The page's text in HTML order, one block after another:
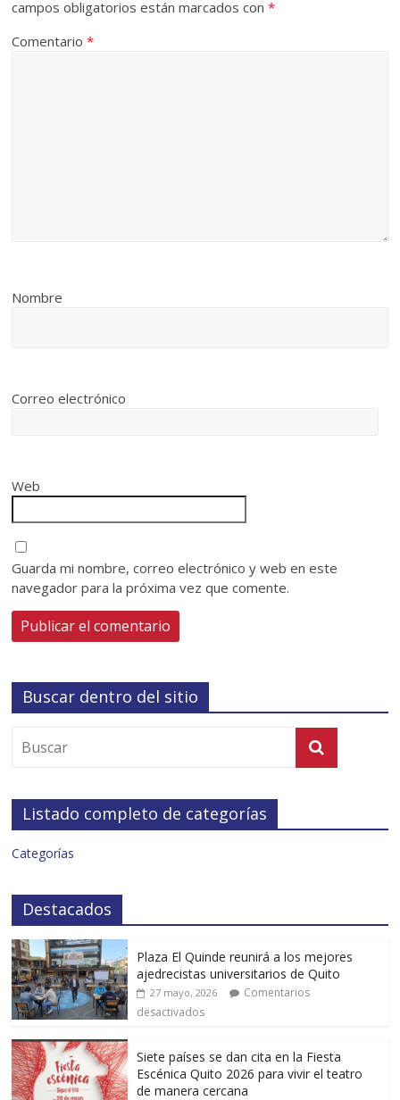
campos obligatorios están marcados con*
Comentario*
Nombre
Correo electrónico
Web
Guarda mi nombre, correo electrónico y web en este
navegador para la próxima vez que comente.
Buscar dentro del sitio
Listado completo de categorías
Categorías
Destacados
Plaza El Quinde reunirá a los mejores
ajedrecistas universitarios de Quito
27 mayo, 2026
Comentarios
desactivados
Siete países se dan cita en la Fiesta
Escénica Quito 2026 para vivir el teatro
de manera cercana